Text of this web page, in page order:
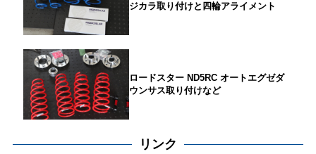
ジカラ取り付けと四輪アライメント
ロードスター ND5RC オートエグゼダ
ウンサス取り付けなど
リンク